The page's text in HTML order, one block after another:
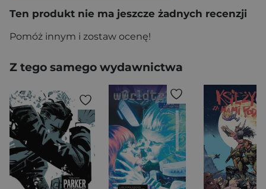
Ten produkt nie ma jeszcze żadnych recenzji
Pomóż innym i zostaw ocenę!
Z tego samego wydawnictwa